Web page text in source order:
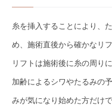
糸を挿入することにより、
め、施術直後から確かなリ
リフトは施術後に糸の周り
加齢によるシワやたるみの
みが気になり始めた方だけ